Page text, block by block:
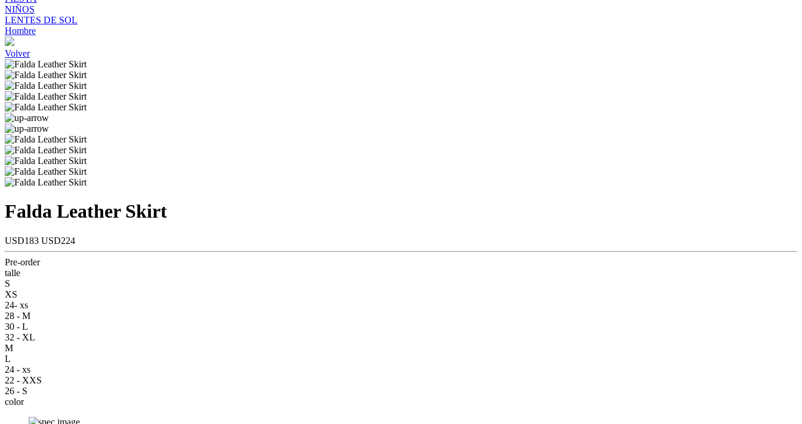
NIÑOS
LENTES DE SOL
Hombre
Volver
Falda Leather Skirt
USD183 USD224
Pre-order
talle
S
XS
24- xs
28 - M
30 - L
32 - XL
M
L
24 - xs
22 - XXS
26 - S
color